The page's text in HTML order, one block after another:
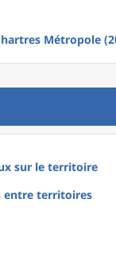
Métropole
sur le territoire
entre territoires